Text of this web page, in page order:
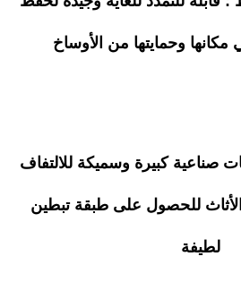
مكانها وحمايتها من الأوساخ
صناعية كبيرة وسميكة للالتفاف
للحصول على طبقة تبطين
لطيفة